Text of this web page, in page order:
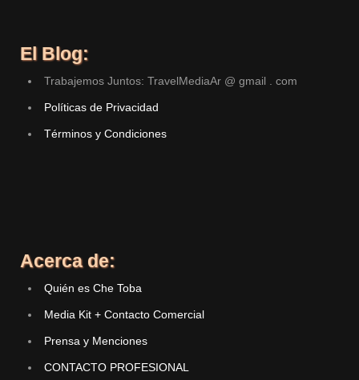
El Blog:
Trabajemos Juntos: TravelMediaAr @ gmail . com
Políticas de Privacidad
Términos y Condiciones
Acerca de:
Quién es Che Toba
Media Kit + Contacto Comercial
Prensa y Menciones
CONTACTO PROFESIONAL